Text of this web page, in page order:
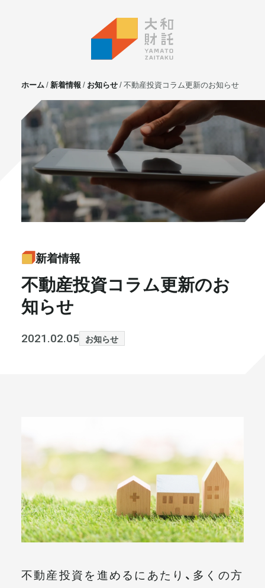
サービス
不動産投資
⼟地活⽤
マンション管理
賃貸管理
実需用戸建・マンション
ホテル事業
お客様の声
書籍・メディア
セミナー
大和財託の意志
お知らせ
まずは無料で相談
ホーム 新着情報 お知らせ 不動産投資コラム更新のお知らせ
新着情報
不動産投資コラム更新のお
知らせ
2021.02.05 お知らせ
不動産投資を進めるにあたり、多くの方